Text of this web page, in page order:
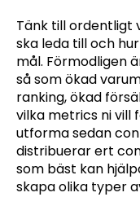
Tänk till ordentligt
ska leda till och
mål. Förmodligen
så som ökad
ranking, ökad
vilka metrics ni vill
utforma sedan
distribuerar ert
som bäst kan
skapa olika typer